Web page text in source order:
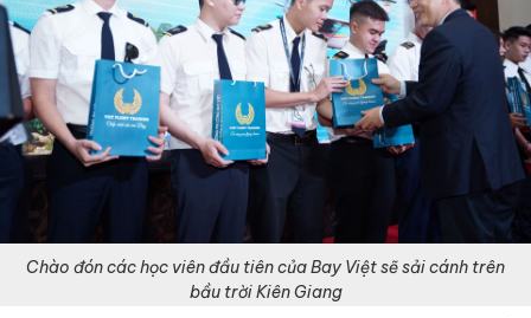
Chào đón các học viên đầu tiên của Bay Việt sẽ sải cánh trên
bầu trời Kiên Giang